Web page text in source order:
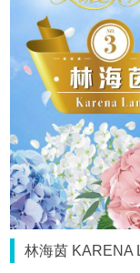
林海茵 KARENA